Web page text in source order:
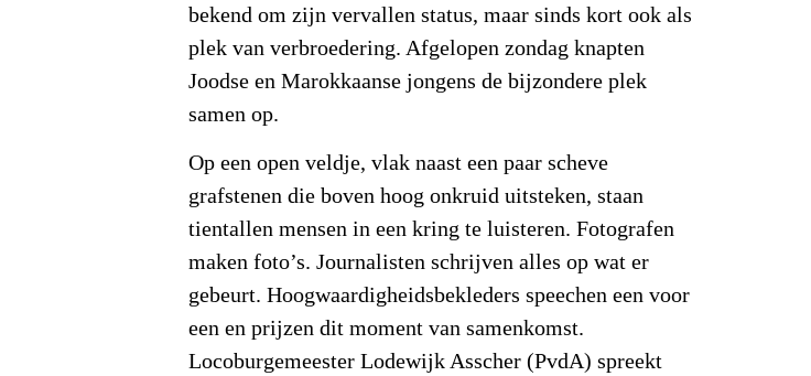
bekend om zijn vervallen status, maar sinds kort ook als
plek van verbroedering. Afgelopen zondag knapten
Joodse en Marokkaanse jongens de bijzondere plek
samen op.
Op een open veldje, vlak naast een paar scheve
grafstenen die boven hoog onkruid uitsteken, staan
tientallen mensen in een kring te luisteren. Fotografen
maken foto’s. Journalisten schrijven alles op wat er
gebeurt. Hoogwaardigheidsbekleders speechen een voor
een en prijzen dit moment van samenkomst.
Locoburgemeester Lodewijk Asscher (PvdA) spreekt